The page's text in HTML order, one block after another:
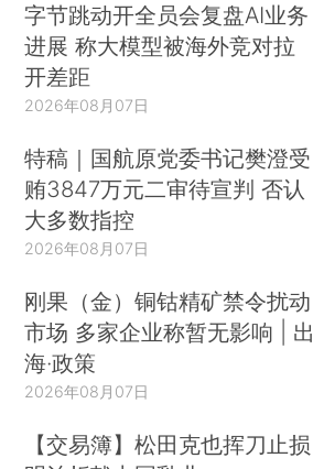
字节跳动开全员会复盘AI业务
进展 称大模型被海外竞对拉
开差距
2026年08月07日
特稿｜国航原党委书记樊澄受
贿3847万元二审待宣判 否认
大多数指控
2026年08月07日
刚果（金）铜钴精矿禁令扰动
市场 多家企业称暂无影响 | 出
海·政策
2026年08月07日
【交易簿】松田克也挥刀止损